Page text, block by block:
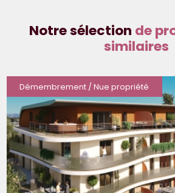
Notre sélection de
similaires
Démembrement / Nue propriété